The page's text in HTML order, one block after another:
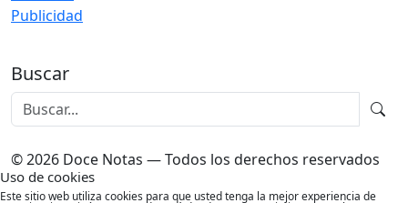
Publicidad
Buscar
© 2026 Doce Notas — Todos los derechos reservados
Uso de cookies
Este sitio web utiliza cookies para que usted tenga la mejor experiencia de